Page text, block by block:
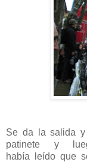
Se da la salida
patinete y
había leído que